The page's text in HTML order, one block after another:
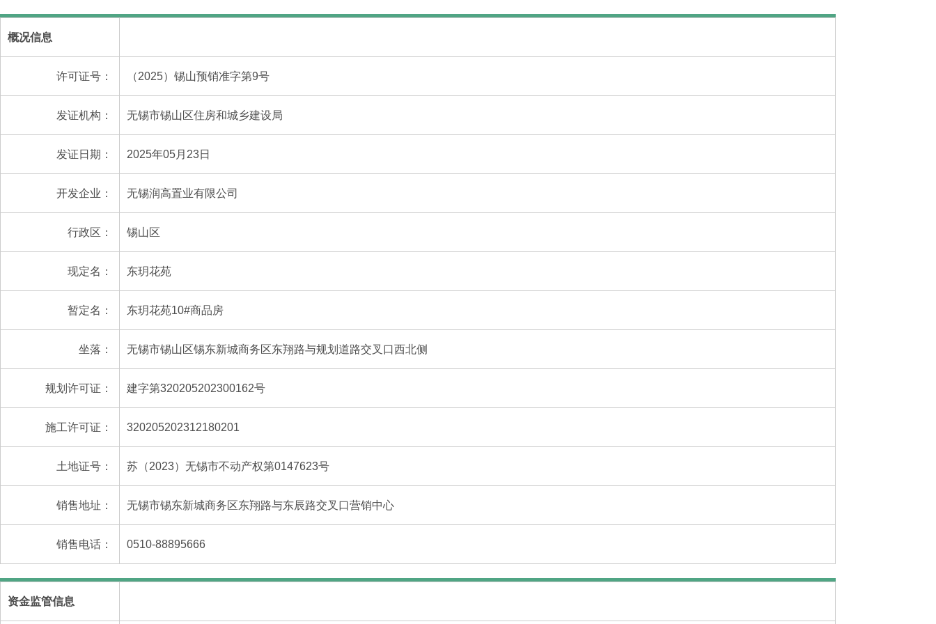
概况信息
许可证号： （2025）锡山预销准字第9号
发证机构： 无锡市锡山区住房和城乡建设局
发证日期： 2025年05月23日
开发企业： 无锡润高置业有限公司
行政区： 锡山区
现定名： 东玥花苑
暂定名： 东玥花苑10#商品房
坐落： 无锡市锡山区锡东新城商务区东翔路与规划道路交叉口西北侧
规划许可证： 建字第320205202300162号
施工许可证： 320205202312180201
土地证号： 苏（2023）无锡市不动产权第0147623号
销售地址： 无锡市锡东新城商务区东翔路与东辰路交叉口营销中心
销售电话： 0510-88895666
资金监管信息